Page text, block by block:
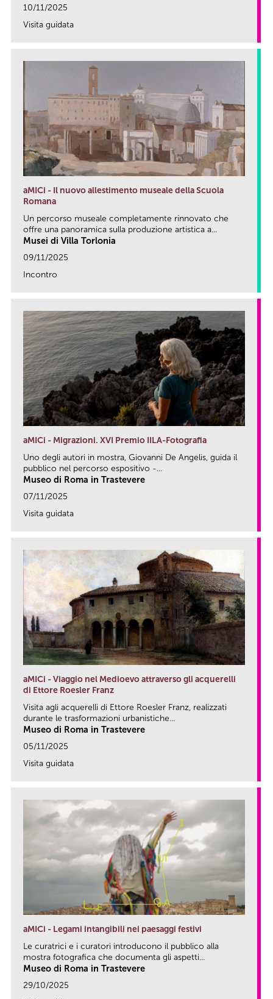
10/11/2025
Visita guidata
aMICi - Il nuovo allestimento museale della Scuola
Romana
Un percorso museale completamente rinnovato che
offre una panoramica sulla produzione artistica a...
Musei di Villa Torlonia
09/11/2025
Incontro
aMICi - Migrazioni. XVI Premio IILA-Fotografia
Uno degli autori in mostra, Giovanni De Angelis, guida il
pubblico nel percorso espositivo -...
Museo di Roma in Trastevere
07/11/2025
Visita guidata
aMICi - Viaggio nel Medioevo attraverso gli acquerelli
di Ettore Roesler Franz
Visita agli acquerelli di Ettore Roesler Franz, realizzati
durante le trasformazioni urbanistiche...
Museo di Roma in Trastevere
05/11/2025
Visita guidata
aMICi - Legami intangibili nei paesaggi festivi
Le curatrici e i curatori introducono il pubblico alla
mostra fotografica che documenta gli aspetti...
Museo di Roma in Trastevere
29/10/2025